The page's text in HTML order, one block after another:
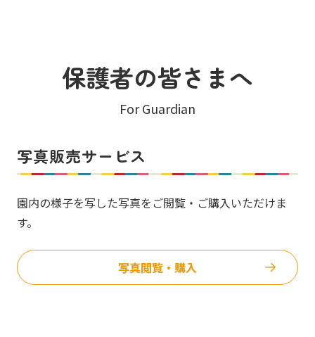
保護者の皆さまへ
For Guardian
写真販売サービス
園内の様子を写した写真をご閲覧・ご購入いただけま
す。
写真閲覧・購入